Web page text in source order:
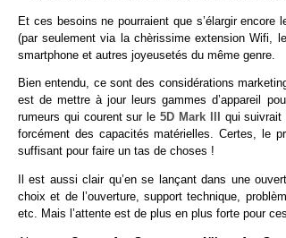
Et ces besoins ne pourraient que s’élargir encore
(par seulement via la chèrissime extension Wifi, le
smartphone et autres joyeusetés du même genre.
Bien entendu, ce sont des considérations
est de mettre à jour leurs gammes d’appareil
rumeurs qui courent sur le5D Mark III
qui suivrait
forcément des capacités matérielles. Certes, le
suffisant pour faire un tas de choses !
Il est aussi clair qu’en se lançant dans une
choix et de l’ouverture, support technique,
etc. Mais l’attente est de plus en plus forte pour